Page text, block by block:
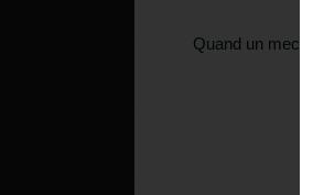
Quand un mec